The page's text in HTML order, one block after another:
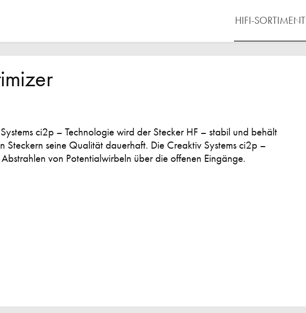
HIFI-SORTIMENT
ci2p – Technologie wird der Stecker HF – stabil und behält
Steckern seine Qualität dauerhaft. Die Creaktiv Systems ci2p –
von Potentialwirbeln über die offenen Eingänge.